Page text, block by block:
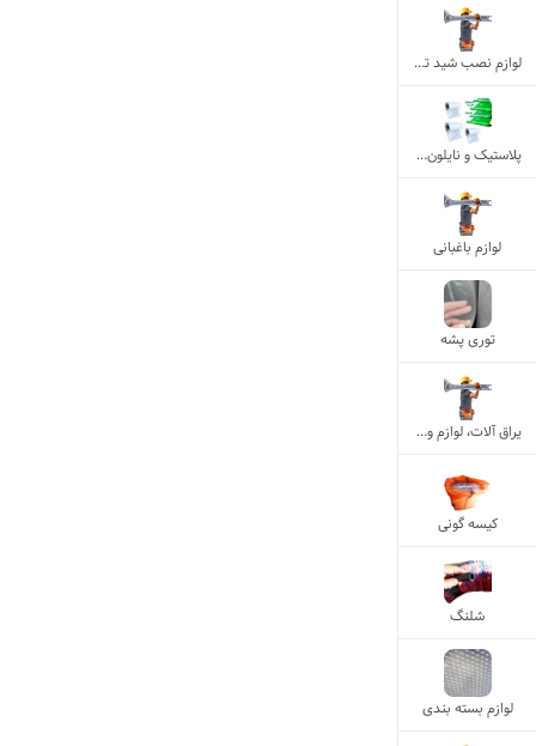
لوازم نصب شید تور سبز
پلاستیک و نایلون گلخانه و معمولی
لوازم باغبانی
توری پشه
یراق آلات، لوازم و مصالح ساختمانی
کیسه گونی
شلنگ
لوازم بسته بندی